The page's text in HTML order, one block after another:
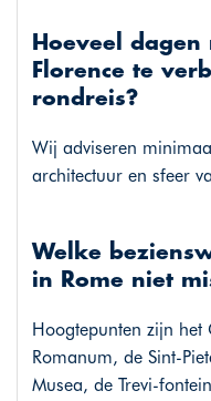
Hoeveel
Florence te
rondreis?
Wij adviseren
architectuur en sfeer
Welke
in Rome niet
Hoogtepunten zijn het
Romanum, de Sint-
Musea, de Trevi-